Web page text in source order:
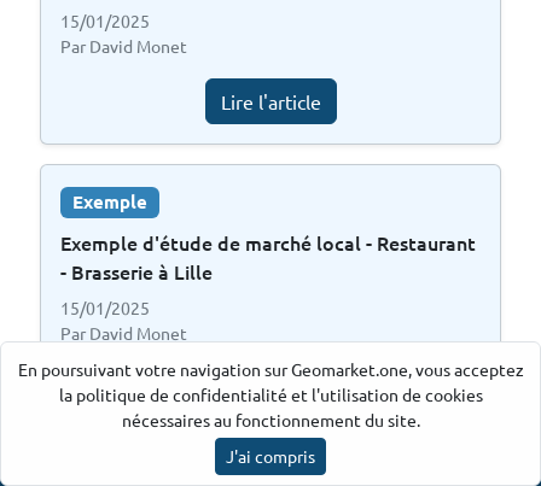
15/01/2025
Par David Monet
Lire l'article
Exemple
Exemple d'étude de marché local - Restaurant
- Brasserie à Lille
15/01/2025
Par David Monet
Lire l'article
En poursuivant votre navigation sur Geomarket.one, vous acceptez
la politique de confidentialité et l'utilisation de cookies
nécessaires au fonctionnement du site.
J'ai compris
Ancre par Geomarket.one